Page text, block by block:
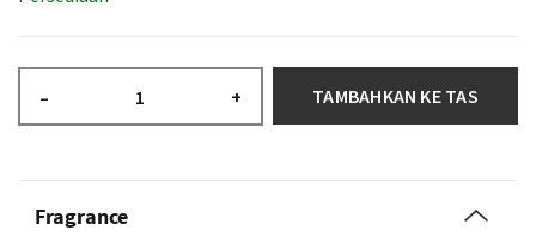
– + TAMBAHKAN KE TAS
Fragrance